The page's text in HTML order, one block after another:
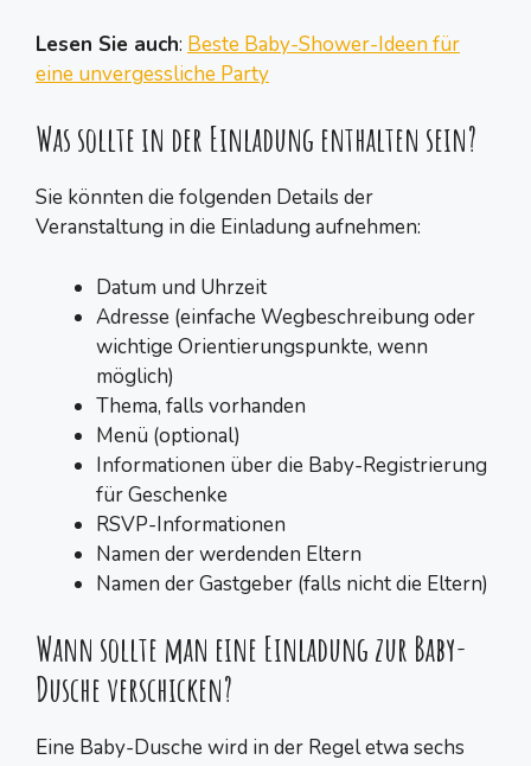
Lesen Sie auch: Beste Baby-Shower-Ideen für
eine unvergessliche Party
Was sollte in der Einladung enthalten sein?
Sie könnten die folgenden Details der
Veranstaltung in die Einladung aufnehmen:
Datum und Uhrzeit
Adresse (einfache Wegbeschreibung oder
wichtige Orientierungspunkte, wenn
möglich)
Thema, falls vorhanden
Menü (optional)
Informationen über die Baby-Registrierung
für Geschenke
RSVP-Informationen
Namen der werdenden Eltern
Namen der Gastgeber (falls nicht die Eltern)
Wann sollte man eine Einladung zur Baby-
Dusche verschicken?
Eine Baby-Dusche wird in der Regel etwa sechs